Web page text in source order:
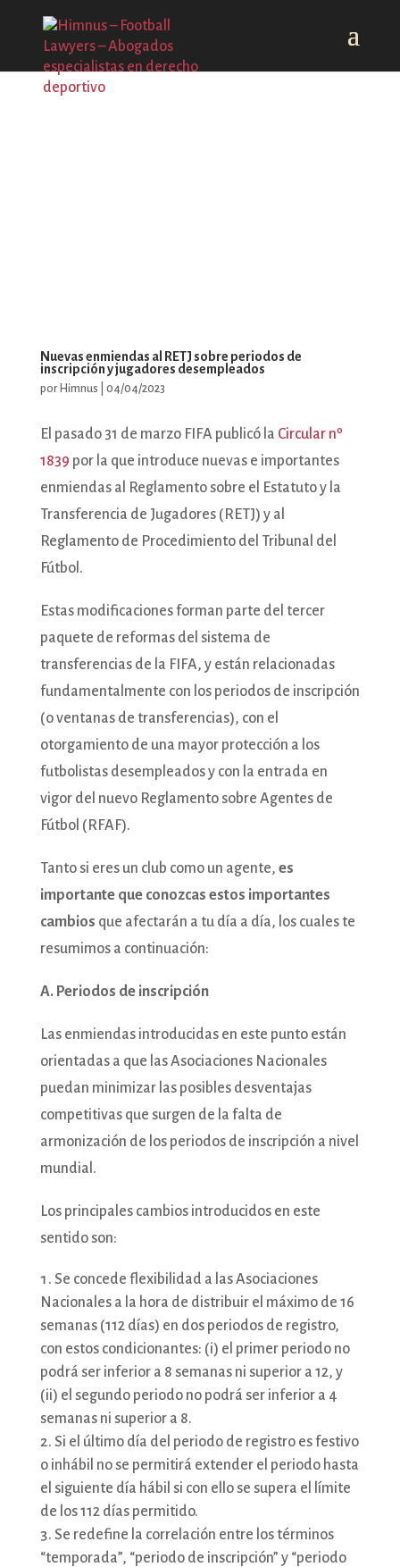
Nuevas enmiendas al RETJ sobre periodos de
inscripción y jugadores desempleados
por Himnus 04/04/2023
El pasado 31 de marzo FIFA publicó la Circular nº
1839 por la que introduce nuevas e importantes
enmiendas al Reglamento sobre el Estatuto y la
Transferencia de Jugadores (RETJ) y al
Reglamento de Procedimiento del Tribunal del
Fútbol.
Estas modificaciones forman parte del tercer
paquete de reformas del sistema de
transferencias de la FIFA, y están relacionadas
fundamentalmente con los periodos de inscripción
(o ventanas de transferencias), con el
otorgamiento de una mayor protección a los
futbolistas desempleados y con la entrada en
vigor del nuevo Reglamento sobre Agentes de
Fútbol (RFAF).
Tanto si eres un club como un agente, es
importante que conozcas estos importantes
cambios que afectarán a tu día a día, los cuales te
resumimos a continuación:
A. Periodos de inscripción
Las enmiendas introducidas en este punto están
orientadas a que las Asociaciones Nacionales
puedan minimizar las posibles desventajas
competitivas que surgen de la falta de
armonización de los periodos de inscripción a nivel
mundial.
Los principales cambios introducidos en este
sentido son:
Se concede flexibilidad a las Asociaciones
Nacionales a la hora de distribuir el máximo de 16
semanas (112 días) en dos periodos de registro,
con estos condicionantes: (i) el primer periodo no
podrá ser inferior a 8 semanas ni superior a 12, y
(ii) el segundo periodo no podrá ser inferior a 4
semanas ni superior a 8.
Si el último día del periodo de registro es festivo
o inhábil no se permitirá extender el periodo hasta
el siguiente día hábil si con ello se supera el límite
de los 112 días permitido.
Se redefine la correlación entre los términos
“temporada”, “periodo de inscripción” y “periodo